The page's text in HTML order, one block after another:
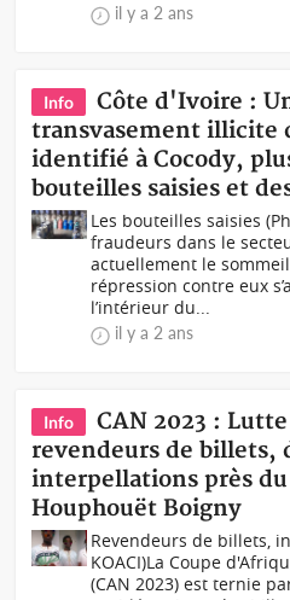
il y a 2 ans
Info
Côte d'Ivoire :
transvasement illicite
identifié à Cocody,
bouteilles saisies et
Les bouteilles saisies
fraudeurs dans le
actuellement le
répression contre eux
l’intérieur du...
il y a 2 ans
Info
CAN 2023 :
revendeurs de billets,
interpellations près
Houphouët Boigny
Revendeurs de billets,
KOACI)La Coupe
(CAN 2023) est ternie